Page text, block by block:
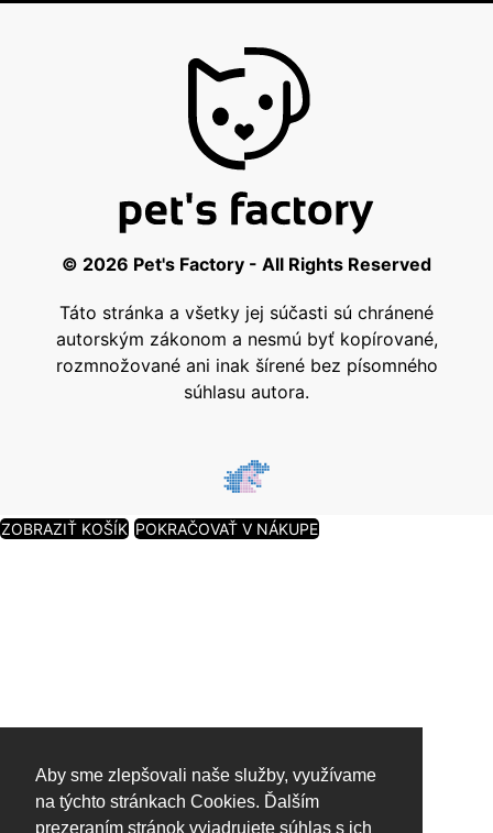
Aby sme zlepšovali naše služby, využívame
na týchto stránkach Cookies. Ďalším
prezeraním stránok vyjadrujete súhlas s ich
© 2026 Pet's Factory - All Rights Reserved
Táto stránka a všetky jej súčasti sú chránené
autorským zákonom a nesmú byť kopírované,
rozmnožované ani inak šírené bez písomného
súhlasu autora.
ZOBRAZIŤ KOŠÍK POKRAČOVAŤ V NÁKUPE